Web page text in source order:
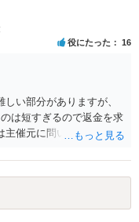
役にたった 16
い部分がありますが、
は短すぎるので返金を求
主催元に問い合わせてみ
ご自身でチケットサイト
ことが考えられるかと存